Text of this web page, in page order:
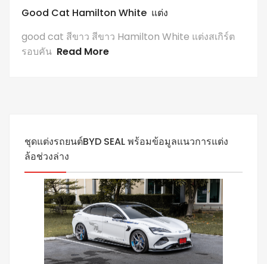
Good Cat Hamilton White แต่ง
good cat สีขาว สีขาว Hamilton White แต่งสเกิร์ต
รอบคัน Read More
ชุดแต่งรถยนต์BYD SEAL พร้อมข้อมูลแนวการแต่ง
ล้อช่วงล่าง